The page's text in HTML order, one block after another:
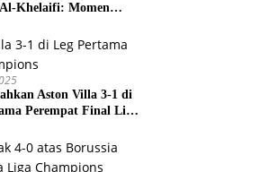
Al-Khelaifi: Momen
Aston Villa 3-1 di
Perempat Final Liga